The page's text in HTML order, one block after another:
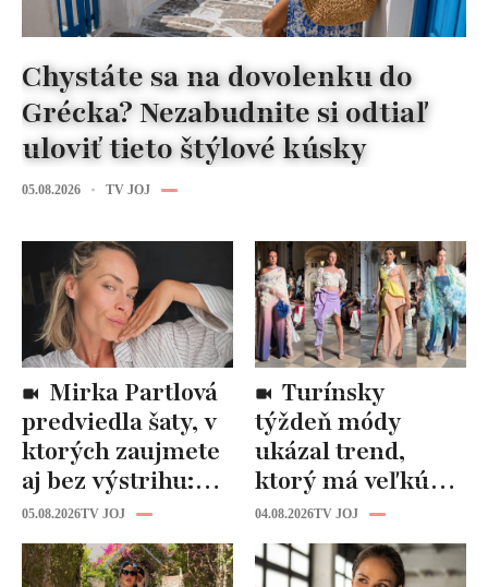
Chystáte sa na dovolenku do
Grécka? Nezabudnite si odtiaľ
uloviť tieto štýlové kúsky
05.08.2026 TV JOJ
predviedla šaty, v
ktorých zaujmete
aj bez výstrihu:
Ich čaro je v tomto
detaile
05.08.2026TV JOJ
týždeň módy
ukázal trend,
ktorý má veľkú
budúcnosť: Počuli
ste už o tomto
materiáli?
04.08.2026TV JOJ